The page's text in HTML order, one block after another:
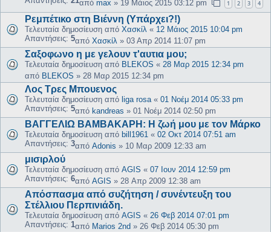
από max » 19 Μάιος 2015 03:12 pm 1 2 3 4
Ρεμπέτικο στη Βιέννη (Υπάρχει?!)
Τελευταία δημοσίευση από Χασκίλ « 12 Μάιος 2015 10:04 pm
Απαντήσεις: 5από Χασκίλ » 03 Απρ 2014 11:07 pm
Σαξοφωνο η με γελουν τ'αυτια μου;
Τελευταία δημοσίευση από BLEKOS « 28 Μαρ 2015 12:34 pm
από BLEKOS » 28 Μαρ 2015 12:34 pm
Λος Τρες Μπουενος
Τελευταία δημοσίευση από liga rosa « 01 Νοέμ 2014 05:33 pm
Απαντήσεις: 5από kandreas » 01 Νοέμ 2014 02:50 pm
ΒΑΓΓΕΛΙΩ ΒΑΜΒΑΚΑΡΗ: Η ζωή μου με τον Μάρκο
Τελευταία δημοσίευση από bill1961 « 02 Οκτ 2014 07:51 am
Απαντήσεις: 3από Adonis » 10 Μαρ 2009 12:33 am
μισιρλού
Τελευταία δημοσίευση από AGIS « 07 Ιουν 2014 12:59 pm
Απαντήσεις: 6από AGIS » 28 Απρ 2009 12:38 am
Απόσπασμα από συζήτηση / συνέντευξη του
Στέλλιου Περπινιάδη.
Τελευταία δημοσίευση από AGIS « 26 Φεβ 2014 07:01 pm
Απαντήσεις: 1από Marios 2nd » 26 Φεβ 2014 05:30 pm